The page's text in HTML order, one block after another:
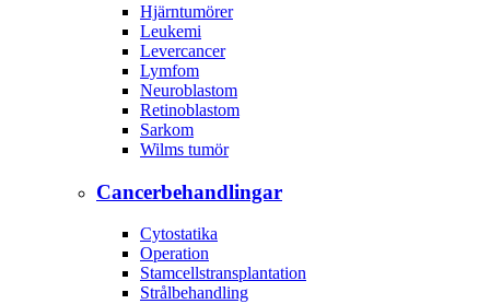
Hjärntumörer
Leukemi
Levercancer
Lymfom
Neuroblastom
Retinoblastom
Sarkom
Wilms tumör
Cancerbehandlingar
Cytostatika
Operation
Stamcellstransplantation
Strålbehandling